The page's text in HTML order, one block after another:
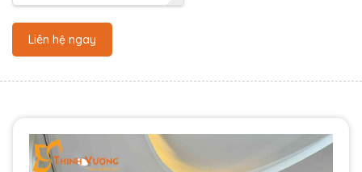
Liên hệ ngay